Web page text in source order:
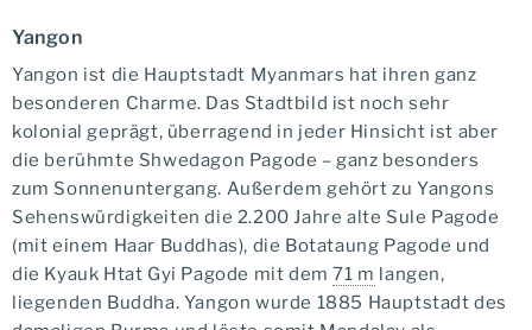
Yangon
Yangon ist die Hauptstadt Myanmars hat ihren ganz
besonderen Charme. Das Stadtbild ist noch sehr
kolonial geprägt, überragend in jeder Hinsicht ist aber
die berühmte Shwedagon Pagode – ganz besonders
zum Sonnenuntergang. Außerdem gehört zu Yangons
Sehenswürdigkeiten die 2.200 Jahre alte Sule Pagode
(mit einem Haar Buddhas), die Botataung Pagode und
die Kyauk Htat Gyi Pagode mit dem71 m langen,
liegenden Buddha. Yangon wurde 1885 Hauptstadt des